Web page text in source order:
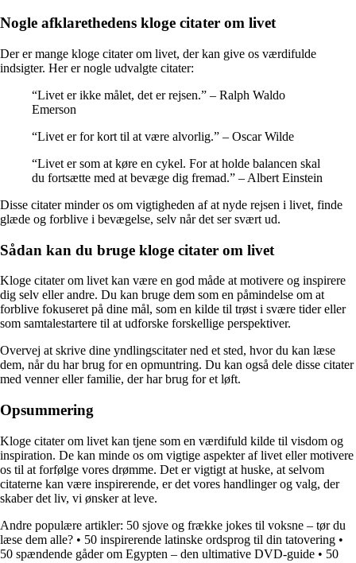
Nogle afklarethedens kloge citater om livet
Der er mange kloge citater om livet, der kan give os værdifulde
indsigter. Her er nogle udvalgte citater:
“Livet er ikke målet, det er rejsen.” – Ralph Waldo
Emerson
“Livet er for kort til at være alvorlig.” – Oscar Wilde
“Livet er som at køre en cykel. For at holde balancen skal
du fortsætte med at bevæge dig fremad.” – Albert Einstein
Disse citater minder os om vigtigheden af at nyde rejsen i livet, finde
glæde og forblive i bevægelse, selv når det ser svært ud.
Sådan kan du bruge kloge citater om livet
Kloge citater om livet kan være en god måde at motivere og inspirere
dig selv eller andre. Du kan bruge dem som en påmindelse om at
forblive fokuseret på dine mål, som en kilde til trøst i svære tider eller
som samtalestartere til at udforske forskellige perspektiver.
Overvej at skrive dine yndlingscitater ned et sted, hvor du kan læse
dem, når du har brug for en opmuntring. Du kan også dele disse citater
med venner eller familie, der har brug for et løft.
Opsummering
Kloge citater om livet kan tjene som en værdifuld kilde til visdom og
inspiration. De kan minde os om vigtige aspekter af livet eller motivere
os til at forfølge vores drømme. Det er vigtigt at huske, at selvom
citaterne kan være inspirerende, er det vores handlinger og valg, der
skaber det liv, vi ønsker at leve.
Andre populære artikler: 50 sjove og frække jokes til voksne – tør du
læse dem alle? • 50 inspirerende latinske ordsprog til din tatovering •
50 spændende gåder om Egypten – den ultimative DVD-guide • 50